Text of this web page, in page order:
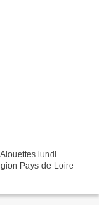
lundi
Pays-de-Loire